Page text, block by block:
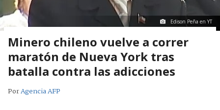
Edison Peña en YT
Minero chileno vuelve a correr
maratón de Nueva York tras
batalla contra las adicciones
PorAgencia AFP